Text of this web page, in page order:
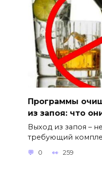
Программы
из запоя: что
Выход из запоя –
требующий
0 259